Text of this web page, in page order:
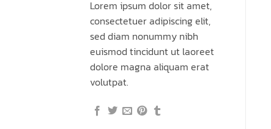
Lorem ipsum dolor sit amet,
consectetuer adipiscing elit,
sed diam nonummy nibh
euismod tincidunt ut laoreet
dolore magna aliquam erat
volutpat.